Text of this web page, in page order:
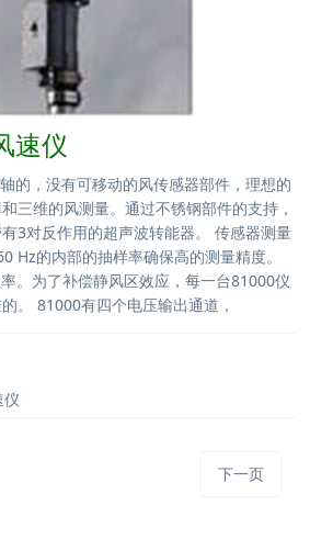
速仪
的，没有可移动的风传感器部件，理想的
三维的风测量。通过不锈钢部件的支持，
3对反作用的超声波转能器。 传感器测量
Hz的内部的抽样率确保高的测量精度。
。为了补偿静风区效应，每一台81000仪
。 81000有四个电压输出通道，
下一页